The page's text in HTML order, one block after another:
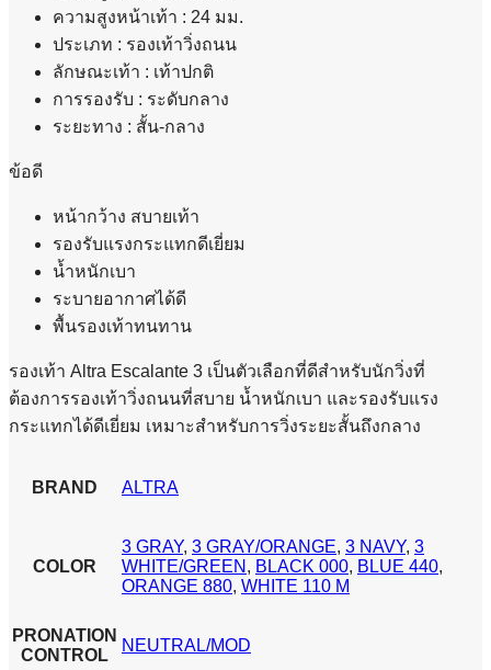
ความสูงหน้าเท้า : 24 มม.
ประเภท : รองเท้าวิ่งถนน
ลักษณะเท้า : เท้าปกติ
การรองรับ : ระดับกลาง
ระยะทาง : สั้น-กลาง
ข้อดี
หน้ากว้าง สบายเท้า
รองรับแรงกระแทกดีเยี่ยม
น้ำหนักเบา
ระบายอากาศได้ดี
พื้นรองเท้าทนทาน
รองเท้า Altra Escalante 3 เป็นตัวเลือกที่ดีสำหรับนักวิ่งที่
ต้องการรองเท้าวิ่งถนนที่สบาย น้ำหนักเบา และรองรับแรง
กระแทกได้ดีเยี่ยม เหมาะสำหรับการวิ่งระยะสั้นถึงกลาง
BRAND ALTRA
COLOR
3 GRAY, 3 GRAY/ORANGE, 3 NAVY, 3
WHITE/GREEN , BLACK 000, BLUE 440,
ORANGE 880, WHITE 110 M
PRONATION
CONTROL
NEUTRAL/MOD